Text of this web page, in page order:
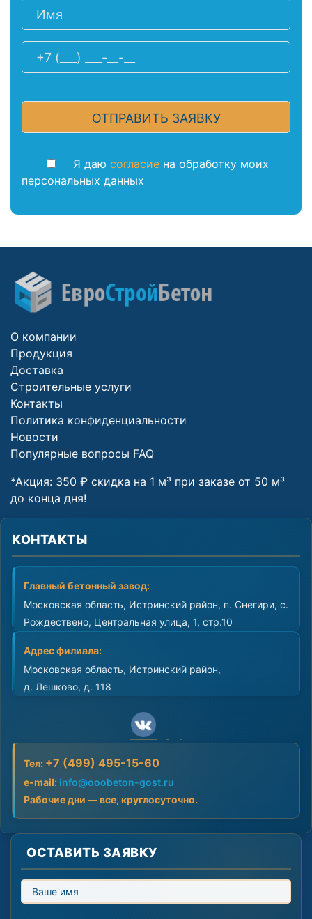
Я даю согласие на обработку моих
персональных данных
О компании
Продукция
Доставка
Строительные услуги
Контакты
Политика конфиденциальности
Новости
Популярные вопросы FAQ
*Акция: 350 ₽ скидка на 1 м³ при заказе от 50 м³
до конца дня!
КОНТАКТЫ
Главный бетонный завод:
Московская область, Истринский район, п. Снегири, с.
Рождествено, Центральная улица, 1, стр.10
Адрес филиала:
Московская область, Истринский район,
д. Лешково, д. 118
Тел: +7 (499) 495-15-60
e-mail: info@ooobeton-gost.ru
Рабочие дни — все, круглосуточно.
ОСТАВИТЬ ЗАЯВКУ